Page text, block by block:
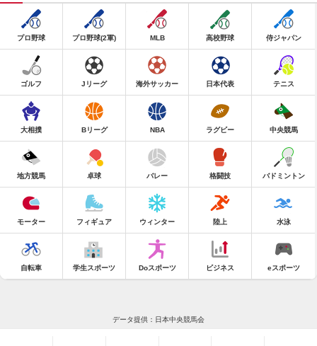
プロ野球 プロ野球(2軍) MLB 高校野球 侍ジャパン
ゴルフ Jリーグ 海外サッカー 日本代表 テニス
大相撲 Bリーグ NBA ラグビー 中央競馬
地方競馬 卓球 バレー 格闘技 バドミントン
モーター フィギュア ウィンター 陸上 水泳
自転車 学生スポーツ Doスポーツ ビジネス eスポーツ
データ提供：日本中央競馬会